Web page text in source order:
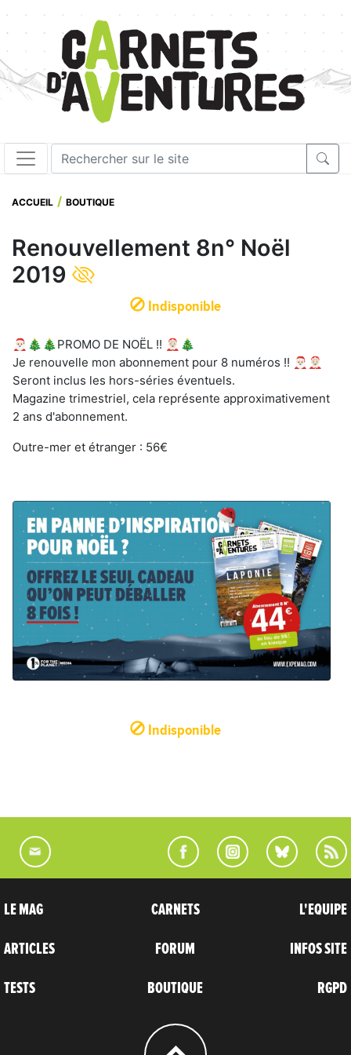
ACCUEIL BOUTIQUE
Renouvellement 8n° Noël
2019
Indisponible
🎅🏻🎄🎄PROMO DE NOËL !! 🤶🏻🎄
Je renouvelle mon abonnement pour 8 numéros !! 🎅🏻🤶🏻
Seront inclus les hors-séries éventuels.
Magazine trimestriel, cela représente approximativement
2 ans d'abonnement.
Outre-mer et étranger : 56€
Indisponible
LE MAG
ARTICLES
TESTS
CARNETS
FORUM
BOUTIQUE
L'EQUIPE
INFOS SITE
RGPD